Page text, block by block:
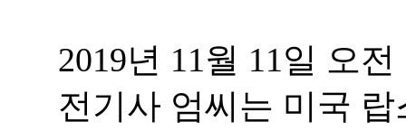
2019년 11월 11일 오
전기사 엄씨는 미국